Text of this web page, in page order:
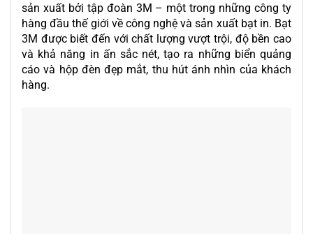
sản xuất bởi tập đoàn 3M – một trong những công ty
hàng đầu thế giới về công nghệ và sản xuất bạt in. Bạt
3M được biết đến với chất lượng vượt trội, độ bền cao
và khả năng in ấn sắc nét, tạo ra những biển quảng
cáo và hộp đèn đẹp mắt, thu hút ánh nhìn của khách
hàng.